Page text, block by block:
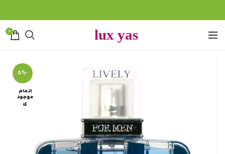
0
-5%
اتمام
موجود
ی